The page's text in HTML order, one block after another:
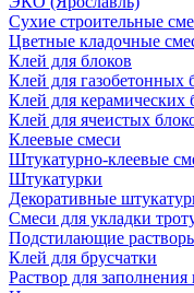
Сухие строительные
Цветные кладочные
Клей для блоков
Клей для газобетонных
Клей для керамических
Клей для ячеистых
Клеевые смеси
Штукатурно-клеевые
Штукатурки
Декоративные
Смеси для укладки
Подстилающие
Клей для брусчатки
Раствор для